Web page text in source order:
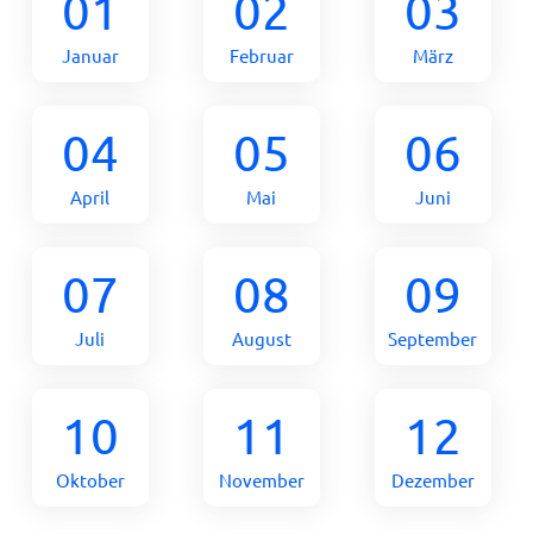
Januar Februar März
04
April
05
Mai
06
Juni
07
Juli
08
August
09
September
10
Oktober
11
November
12
Dezember